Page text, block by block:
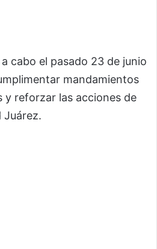
cabo el pasado 23 de junio
mandamientos
y reforzar las acciones de
Juárez.